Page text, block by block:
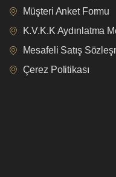
Müşteri Anket Formu
K.V.K.K Aydınlatma
Mesafeli Satış
Çerez Politikası